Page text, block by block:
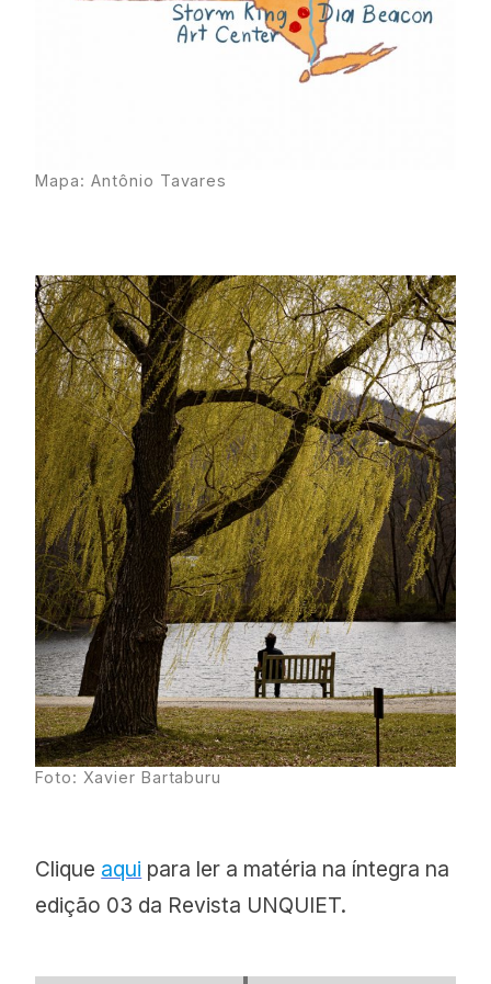
Mapa: Antônio Tavares
Foto: Xavier Bartaburu
Clique aqui para ler a matéria na íntegra na
edição 03 da Revista UNQUIET.